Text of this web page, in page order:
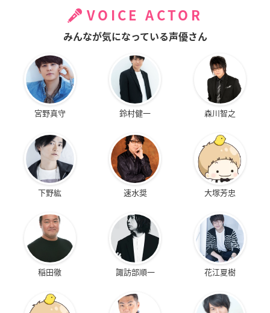
VOICE ACTOR
みんなが気になっている声優さん
宮野真守 鈴村健一 森川智之
下野紘 速水奨 大塚芳忠
稲田徹 諏訪部順一 花江夏樹